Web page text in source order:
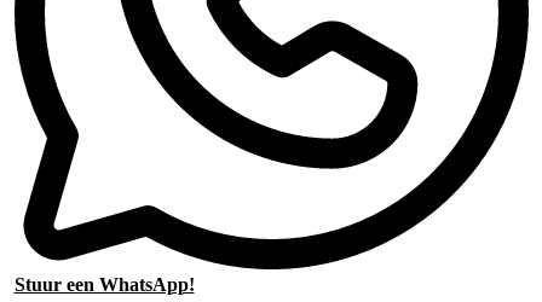
Stuur een WhatsApp!